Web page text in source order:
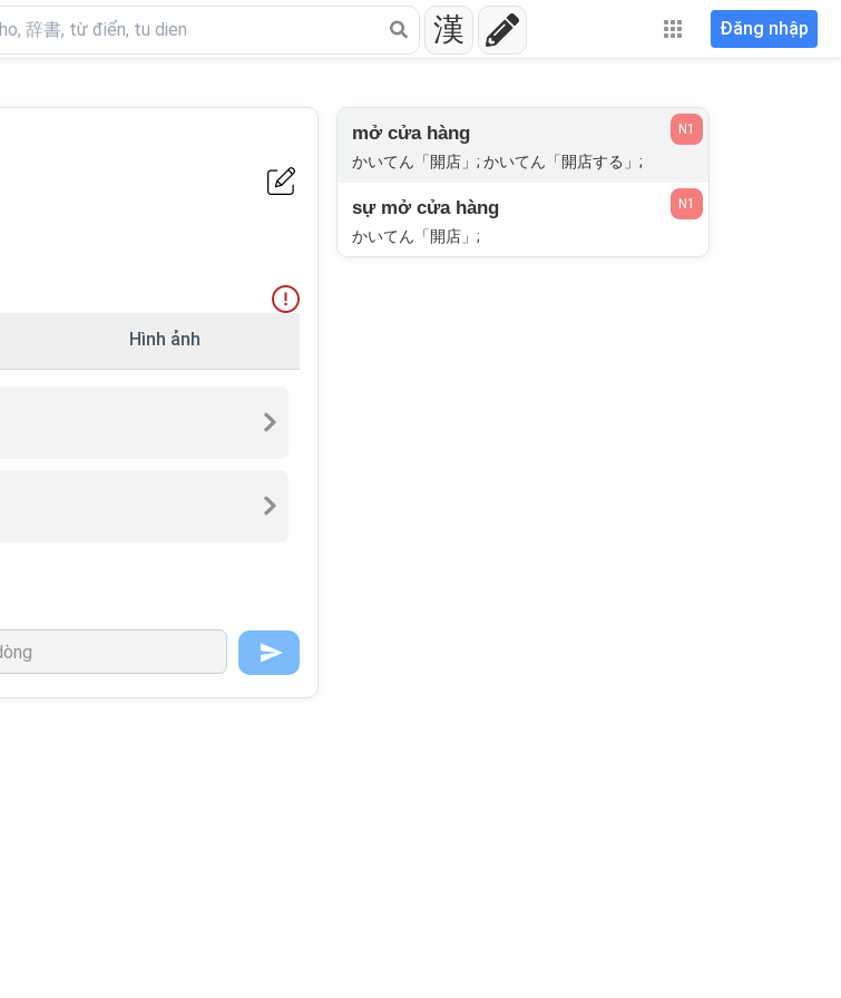
漢 Đăng nhập
Hình ảnh
mở cửa hàng
かいてん「開店」; かいてん「開店する」;
N1
sự mở cửa hàng
かいてん「開店」;
N1